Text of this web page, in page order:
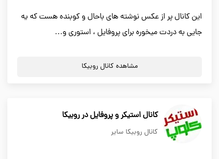
این کانال پر از عکس نوشته های باحال و کوبنده هست که یه
جایی به دردت میخوره برای پروفایل ، استوری و…
مشاهده کانال روبیکا
کانال استیکر و پروفایل در روبیکا
کانال روبیکا سایر